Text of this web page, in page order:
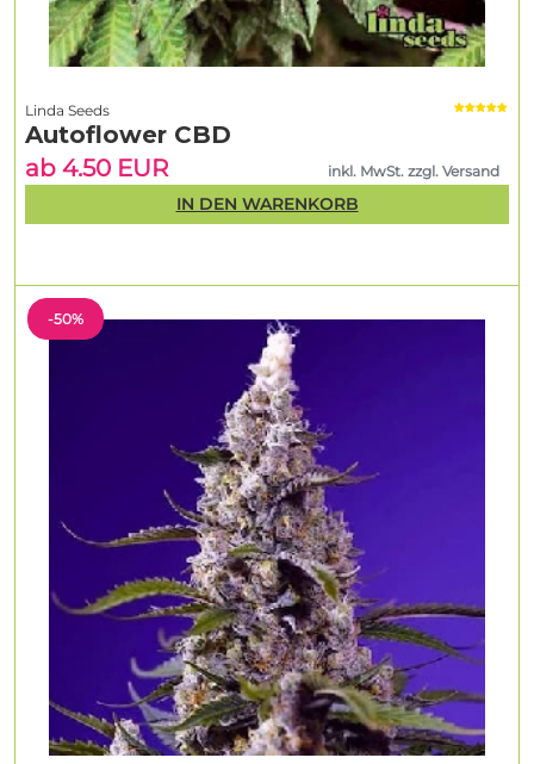
-50%
Linda Seeds
Autoflower CBD
ab 4.50 EUR
inkl. MwSt. zzgl. Versand
IN DEN WARENKORB